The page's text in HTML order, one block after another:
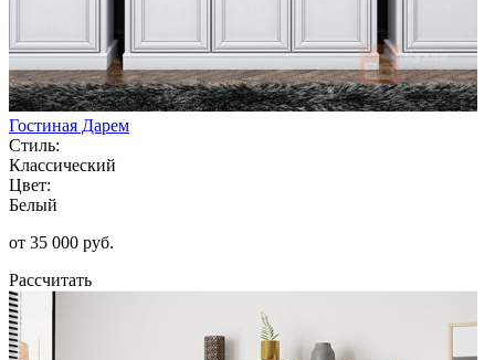
Гостиная Дарем
Стиль:
Классический
Цвет:
Белый
от 35 000 руб.
Рассчитать